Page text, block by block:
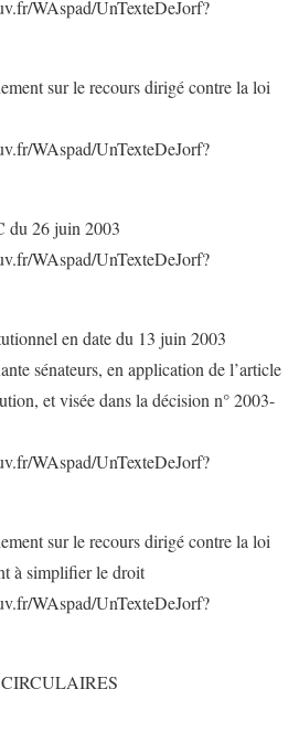
WAspad/UnTexteDeJorf?
sur le recours dirigé contre la loi
WAspad/UnTexteDeJorf?
du 26 juin 2003
WAspad/UnTexteDeJorf?
en date du 13 juin 2003
sénateurs, en application de l’article
et visée dans la décision n° 2003-
WAspad/UnTexteDeJorf?
sur le recours dirigé contre la loi
à simplifier le droit
WAspad/UnTexteDeJorf?